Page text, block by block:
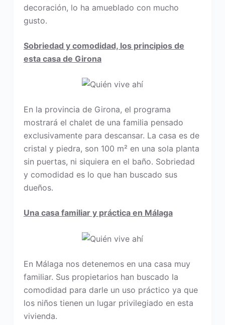
decoración, lo ha amueblado con mucho
gusto.
Sobriedad y comodidad, los principios de
esta casa de Girona
En la provincia de Girona, el programa
mostrará el chalet de una familia pensado
exclusivamente para descansar. La casa es de
cristal y piedra, son 100 m² en una sola planta
sin puertas, ni siquiera en el baño. Sobriedad
y comodidad es lo que han buscado sus
dueños.
Una casa familiar y práctica en Málaga
En Málaga nos detenemos en una casa muy
familiar. Sus propietarios han buscado la
comodidad para darle un uso práctico ya que
los niños tienen un lugar privilegiado en esta
vivienda.